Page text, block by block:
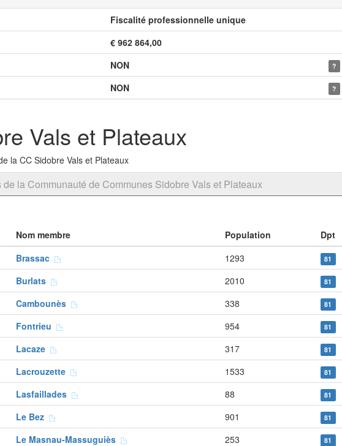
Fiscalité professionnelle unique
€ 962 864,00
NON ?
NON ?
Vals et Plateaux
la CC Sidobre Vals et Plateaux
de la Communauté de Communes Sidobre Vals et Plateaux
Nom membre Population
Dpt
Brassac 1293 81
Burlats 2010 81
Cambounès 338 81
Fontrieu 954 81
Lacaze 317 81
Lacrouzette 1533 81
Lasfaillades 88 81
Le Bez 901 81
Le Masnau-Massuguiès 253 81